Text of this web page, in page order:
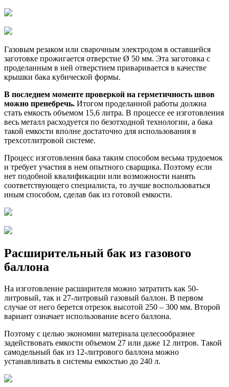
Газовым резаком или сварочным электродом в оставшейся
заготовке прожигается отверстие Ø 50 мм. Эта заготовка с
проделанным в ней отверстием приваривается в качестве
крышки бака кубической формы.
В последнем моменте проверкой на герметичность швов
можно пренебречь. Итогом проделанной работы должна
стать емкость объемом 15,6 литра. В процессе ее изготовления
весь металл расходуется по безотходной технологии, а бака
такой емкости вполне достаточно для использования в
трехсотлитровой системе.
Процесс изготовления бака таким способом весьма трудоемок
и требует участия в нем опытного сварщика. Поэтому если
нет подобной квалификации или возможности нанять
соответствующего специалиста, то лучше воспользоваться
иным способом, сделав бак из готовой емкости.
Расширительный бак из газового
баллона
На изготовление расширителя можно затратить как 50-
литровый, так и 27-литровый газовый баллон. В первом
случае от него берется отрезок высотой 250 – 300 мм. Второй
вариант означает использование всего баллона.
Поэтому с целью экономии материала целесообразнее
задействовать емкости объемом 27 или даже 12 литров. Такой
самодельный бак из 12-литрового баллона можно
устанавливать в системы емкостью до 240 л.